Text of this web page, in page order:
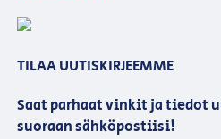
TILAA UUTISKIRJEEMME
Saat parhaat vinkit ja tiedot
suoraan sähköpostiisi!